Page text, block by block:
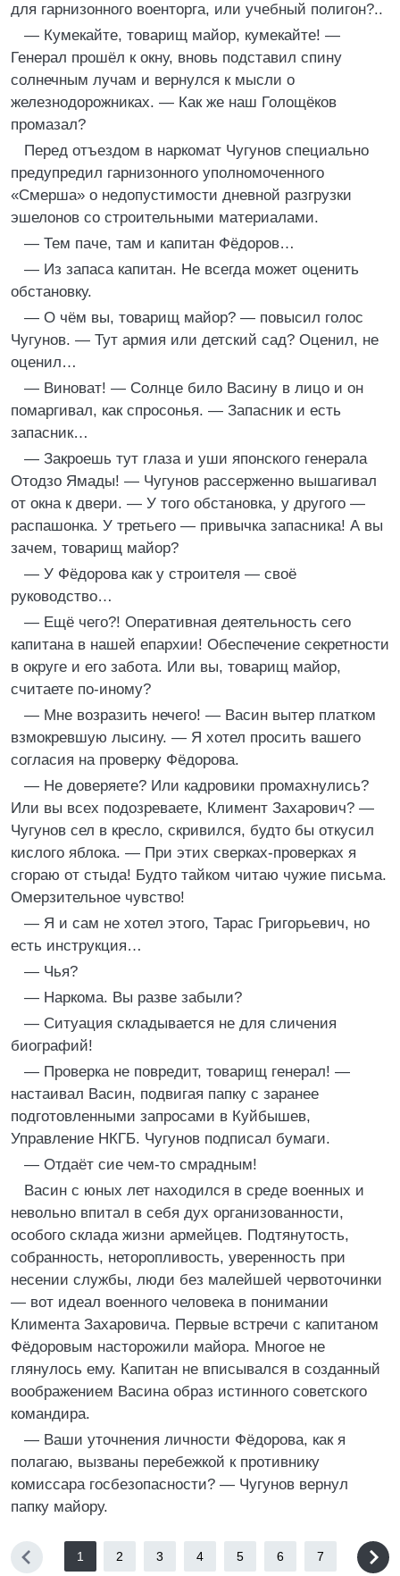
для гарнизонного военторга, или учебный полигон?..
— Кумекайте, товарищ майор, кумекайте! —
Генерал прошёл к окну, вновь подставил спину
солнечным лучам и вернулся к мысли о
железнодорожниках. — Как же наш Голощёков
промазал?
Перед отъездом в наркомат Чугунов специально
предупредил гарнизонного уполномоченного
«Смерша» о недопустимости дневной разгрузки
эшелонов со строительными материалами.
— Тем паче, там и капитан Фёдоров…
— Из запаса капитан. Не всегда может оценить
обстановку.
— О чём вы, товарищ майор? — повысил голос
Чугунов. — Тут армия или детский сад? Оценил, не
оценил…
— Виноват! — Солнце било Васину в лицо и он
помаргивал, как спросонья. — Запасник и есть
запасник…
— Закроешь тут глаза и уши японского генерала
Отодзо Ямады! — Чугунов рассерженно вышагивал
от окна к двери. — У того обстановка, у другого —
распашонка. У третьего — привычка запасника! А вы
зачем, товарищ майор?
— У Фёдорова как у строителя — своё
руководство…
— Ещё чего?! Оперативная деятельность сего
капитана в нашей епархии! Обеспечение секретности
в округе и его забота. Или вы, товарищ майор,
считаете по-иному?
— Мне возразить нечего! — Васин вытер платком
взмокревшую лысину. — Я хотел просить вашего
согласия на проверку Фёдорова.
— Не доверяете? Или кадровики промахнулись?
Или вы всех подозреваете, Климент Захарович? —
Чугунов сел в кресло, скривился, будто бы откусил
кислого яблока. — При этих сверках-проверках я
сгораю от стыда! Будто тайком читаю чужие письма.
Омерзительное чувство!
— Я и сам не хотел этого, Тарас Григорьевич, но
есть инструкция…
— Чья?
— Наркома. Вы разве забыли?
— Ситуация складывается не для сличения
биографий!
— Проверка не повредит, товарищ генерал! —
настаивал Васин, подвигая папку с заранее
подготовленными запросами в Куйбышев,
Управление НКГБ. Чугунов подписал бумаги.
— Отдаёт сие чем-то смрадным!
Васин с юных лет находился в среде военных и
невольно впитал в себя дух организованности,
особого склада жизни армейцев. Подтянутость,
собранность, неторопливость, уверенность при
несении службы, люди без малейшей червоточинки
— вот идеал военного человека в понимании
Климента Захаровича. Первые встречи с капитаном
Фёдоровым насторожили майора. Многое не
глянулось ему. Капитан не вписывался в созданный
воображением Васина образ истинного советского
командира.
— Ваши уточнения личности Фёдорова, как я
полагаю, вызваны перебежкой к противнику
комиссара госбезопасности? — Чугунов вернул
папку майору.
1 2 3 4 5 6 7